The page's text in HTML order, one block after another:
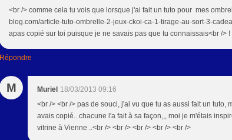
<br /> comme cela tu vois que lorsque j'ai fait un tuto pour mes
blog.com/article-tuto-ombrelle-2-jeux-ckoi-ca-1-tirage-au-sort-3-
apas copié sur toi puisque je ne savais pas que tu connaissais<br />
Répondre
M Muriel 18/03/2013 09:16
<br /> <br /> pas de souci, j'ai vu que tu as aussi fait un tuto,
avais copié.. chacune l'a fait à sa façon,,, moi je m'étais
vitrine à Vienne ..<br /> <br /> <br /> <br /> <br />